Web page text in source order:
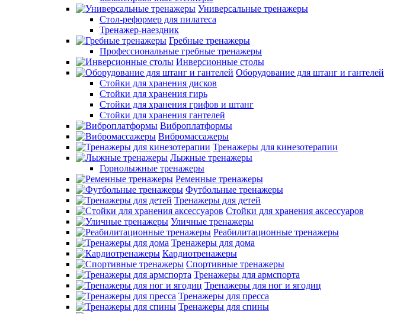
Универсальные тренажеры
Стол-реформер для пилатеса
Тренажер-наездник
Гребные тренажеры
Профессиональные гребные тренажеры
Инверсионные столы
Оборудование для штанг и гантелей
Стойки для хранения дисков
Стойки для хранения гирь
Стойки для хранения грифов и штанг
Стойки для хранения гантелей
Виброплатформы
Вибромассажеры
Тренажеры для кинезотерапии
Лыжные тренажеры
Горнолыжные тренажеры
Ременные тренажеры
Футбольные тренажеры
Тренажеры для детей
Стойки для хранения аксессуаров
Уличные тренажеры
Реабилитационные тренажеры
Тренажеры для дома
Кардиотренажеры
Спортивные тренажеры
Тренажеры для армспорта
Тренажеры для ног и ягодиц
Тренажеры для пресса
Тренажеры для спины